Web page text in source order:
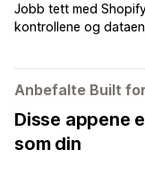
Jobb tett med
kontrollene og
Anbefalte Built
Disse appene
som din